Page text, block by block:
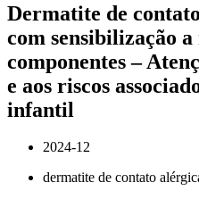
Dermatite de
com sensibilização
componentes –
e aos riscos
infantil
2024-12
dermatite de contato